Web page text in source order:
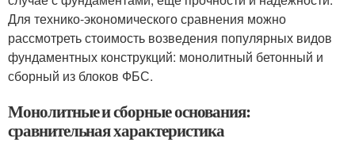
Для технико-экономического сравнения можно
рассмотреть стоимость возведения популярных видов
фундаментных конструкций: монолитный бетонный и
сборный из блоков ФБС.
Монолитные и сборные основания:
сравнительная характеристика